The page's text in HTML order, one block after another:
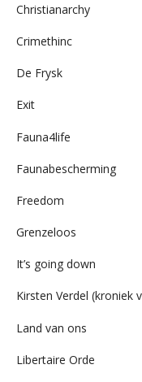
Christianarchy
Crimethinc
De Frysk
Exit
Fauna4life
Faunabescherming
Freedom
Grenzeloos
It’s going down
Kirsten Verdel (kroniek
Land van ons
Libertaire Orde